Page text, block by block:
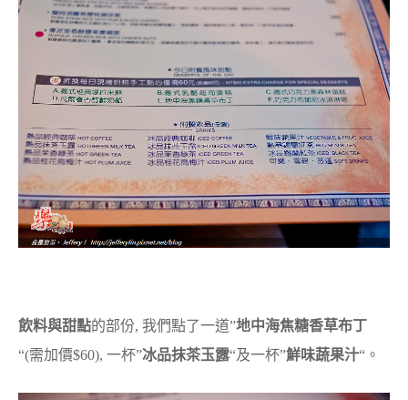
飲料與甜點的部份, 我們點了一道”地中海焦糖香草布丁
“(需加價$60), 一杯”冰品抹茶玉露“及一杯”鮮味蔬果汁“。